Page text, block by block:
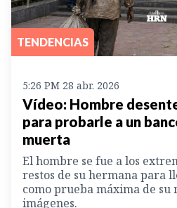
TENDENCIAS
5:26 PM 28 abr. 2026
Vídeo: Hombre
para probarle a un
muerta
El hombre se fue a los
restos de su hermana para
como prueba máxima de su
imágenes.